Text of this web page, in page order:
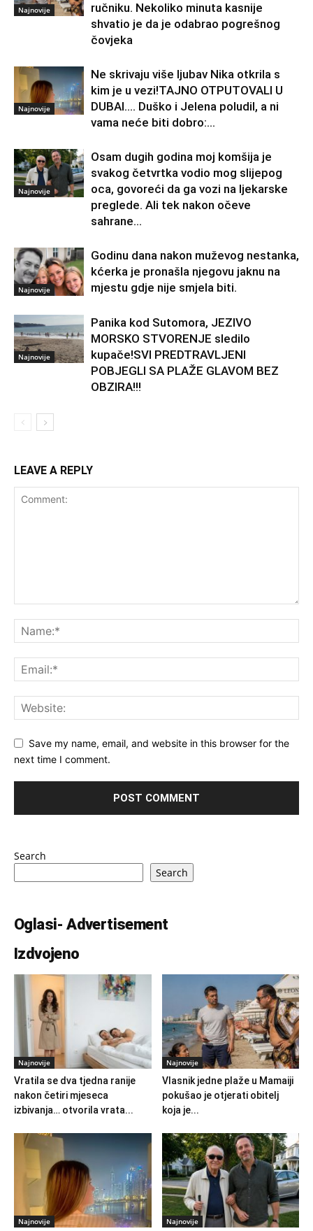
Najnovije
ručniku. Nekoliko minuta kasnije
shvatio je da je odabrao pogrešnog
čovjeka
Najnovije
Ne skrivaju više ljubav Nika otkrila s
kim je u vezi!TAJNO OTPUTOVALI U
DUBAI…. Duško i Jelena poludil, a ni
vama neće biti dobro:...
Najnovije
Osam dugih godina moj komšija je
svakog četvrtka vodio mog slijepog
oca, govoreći da ga vozi na ljekarske
preglede. Ali tek nakon očeve
sahrane...
Najnovije
Godinu dana nakon muževog nestanka,
kćerka je pronašla njegovu jaknu na
mjestu gdje nije smjela biti.
Najnovije
Panika kod Sutomora, JEZIVO
MORSKO STVORENJE sledilo
kupače!SVI PREDTRAVLJENI
POBJEGLI SA PLAŽE GLAVOM BEZ
OBZIRA!!!
LEAVE A REPLY
Save my name, email, and website in this browser for the
next time I comment.
Search
Search
Oglasi- Advertisement
Izdvojeno
Najnovije
Vratila se dva tjedna ranije
nakon četiri mjeseca
izbivanja… otvorila vrata...
Najnovije
Vlasnik jedne plaže u Mamaiji
pokušao je otjerati obitelj
koja je...
Najnovije Najnovije